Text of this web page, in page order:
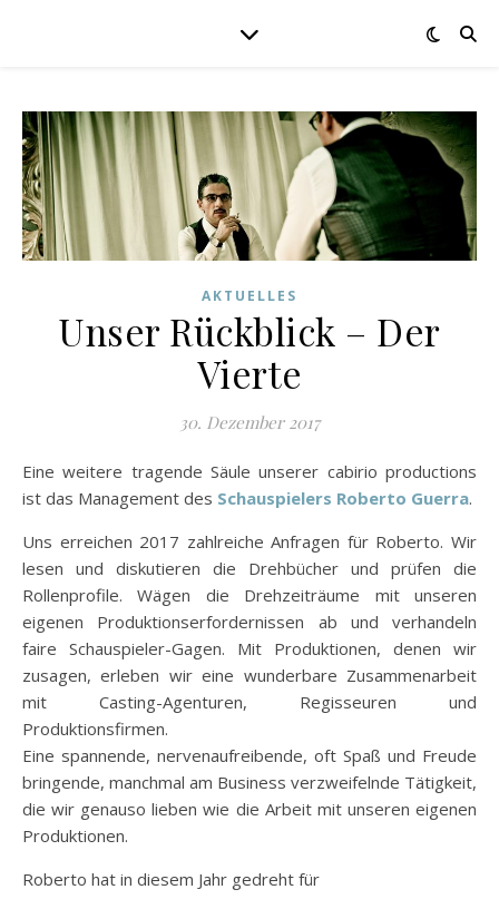
AKTUELLES
Unser Rückblick – Der
Vierte
30. Dezember 2017
Eine weitere tragende Säule unserer cabirio productions
ist das Management des Schauspielers Roberto Guerra.
Uns erreichen 2017 zahlreiche Anfragen für Roberto. Wir
lesen und diskutieren die Drehbücher und prüfen die
Rollenprofile. Wägen die Drehzeiträume mit unseren
eigenen Produktionserfordernissen ab und verhandeln
faire Schauspieler-Gagen. Mit Produktionen, denen wir
zusagen, erleben wir eine wunderbare Zusammenarbeit
mit Casting-Agenturen, Regisseuren und
Produktionsfirmen.
Eine spannende, nervenaufreibende, oft Spaß und Freude
bringende, manchmal am Business verzweifelnde Tätigkeit,
die wir genauso lieben wie die Arbeit mit unseren eigenen
Produktionen.
Roberto hat in diesem Jahr gedreht für